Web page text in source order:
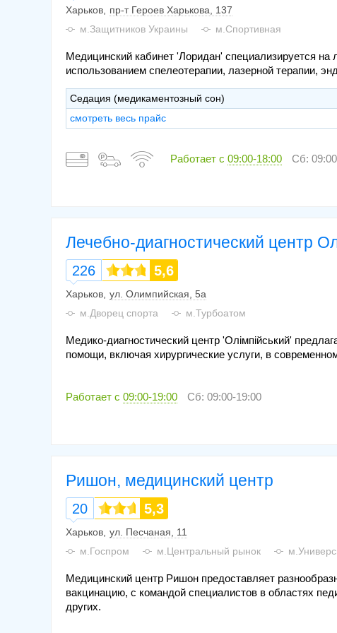
Харьков
пр-т Героев Харькова, 137
м.Защитников Украины
м.Спортивная
Медицинский кабинет 'Лоридан' специализируется
использованием спелеотерапии, лазерной терапии,
Седация (медикаментозный сон)
смотреть весь прайс
Работает с 09:00-18:00 Сб:
Лечебно-диагностический центр
226 5,6
Харьков ул. Олимпийская, 5а
м.Дворец спорта
м.Турбоатом
Медико-диагностический центр 'Олімпійський'
помощи, включая хирургические услуги, в
Работает с 09:00-19:00 Сб: 09:00-19:00
Ришон, медицинский центр
20 5,3
Харьков ул. Песчаная, 11
м.Госпром
м.Центральный рынок
Медицинский центр Ришон предоставляет
вакцинацию, с командой специалистов в областях
других.